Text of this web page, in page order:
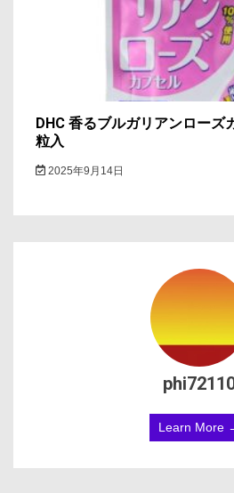
DHC 香るブルガリアンローズ
粒入
2025年9月14日
Learn More